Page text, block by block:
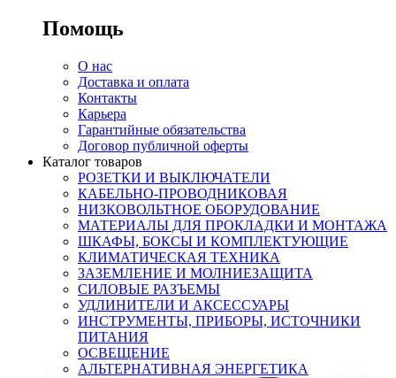
Помощь
О нас
Доставка и оплата
Контакты
Карьера
Гарантийные обязательства
Договор публичной оферты
Каталог товаров
РОЗЕТКИ И ВЫКЛЮЧАТЕЛИ
КАБЕЛЬНО-ПРОВОДНИКОВАЯ
НИЗКОВОЛЬТНОЕ ОБОРУДОВАНИЕ
МАТЕРИАЛЫ ДЛЯ ПРОКЛАДКИ И МОНТАЖА
ШКАФЫ, БОКСЫ И КОМПЛЕКТУЮЩИЕ
КЛИМАТИЧЕСКАЯ ТЕХНИКА
ЗАЗЕМЛЕНИЕ И МОЛНИЕЗАЩИТА
СИЛОВЫЕ РАЗЪЕМЫ
УДЛИНИТЕЛИ И АКСЕССУАРЫ
ИНСТРУМЕНТЫ, ПРИБОРЫ, ИСТОЧНИКИ
ПИТАНИЯ
ОСВЕЩЕНИЕ
АЛЬТЕРНАТИВНАЯ ЭНЕРГЕТИКА